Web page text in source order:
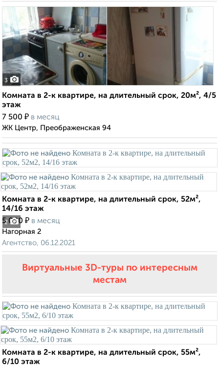
3
Комната в 2-к квартире, на длительный срок, 20м², 4/5
этаж
7 500 ₽ в месяц
ЖК Центр, Преображенская 94
2
Комната в 2-к квартире, на длительный срок, 52м²,
14/16 этаж
5 000 ₽ в месяц
Нагорная 2
Агентство, 06.12.2021
Виртуальные 3D-туры по интересным
местам
Комната в 2-к квартире, на длительный срок, 55м²,
6/10 этаж